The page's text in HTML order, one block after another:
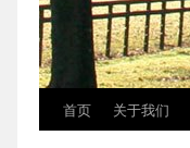
首页 关于我们